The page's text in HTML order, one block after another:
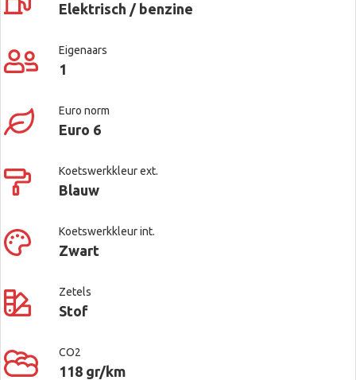
Elektrisch / benzine
Eigenaars
1
Euro norm
Euro 6
Koetswerkkleur ext.
Blauw
Koetswerkkleur int.
Zwart
Zetels
Stof
CO2
118 gr/km